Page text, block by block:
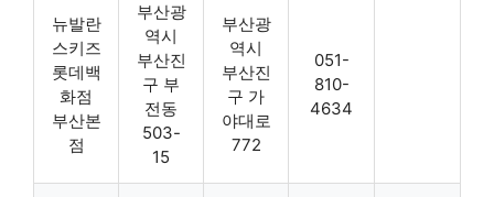
뉴발란
스키즈
롯데백
화점
부산본
점
부산광
역시
부산진
구 부
전동
503-
15
부산광
역시
부산진
구 가
야대로
772
051-
810-
4634